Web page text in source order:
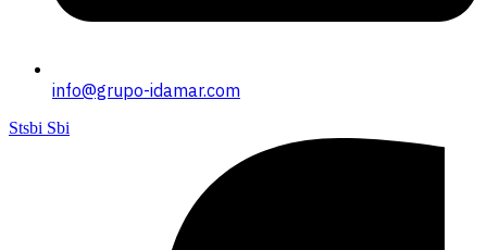
info@grupo-idamar.com
Stsbi Sbi